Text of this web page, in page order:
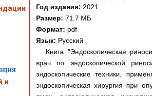
Год издания: 2021
Размер: 71.7 МБ
Формат: pdf
Язык: Русский
Книга "Эндоскопическая
врач по эндоскопической
эндоскопические техники,
эндоскопическая хирургия при
и